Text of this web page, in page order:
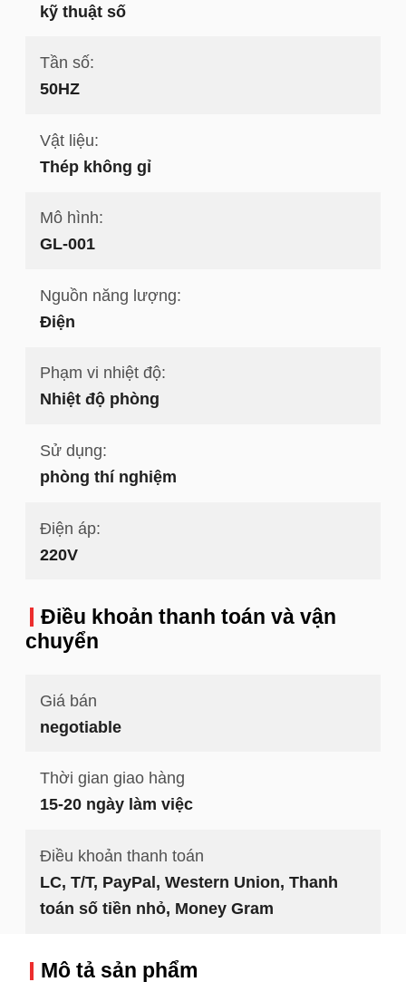
kỹ thuật số
Tần số:
50HZ
Vật liệu:
Thép không gỉ
Mô hình:
GL-001
Nguồn năng lượng:
Điện
Phạm vi nhiệt độ:
Nhiệt độ phòng
Sử dụng:
phòng thí nghiệm
Điện áp:
220V
Điều khoản thanh toán và vận
chuyển
Giá bán
negotiable
Thời gian giao hàng
15-20 ngày làm việc
Điều khoản thanh toán
LC, T/T, PayPal, Western Union, Thanh
toán số tiền nhỏ, Money Gram
Mô tả sản phẩm